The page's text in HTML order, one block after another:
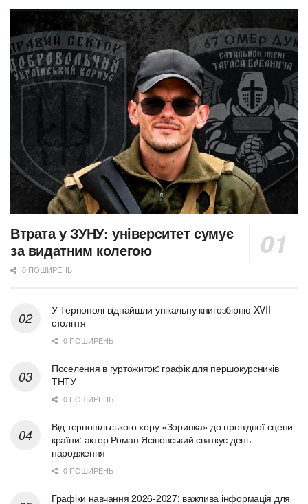
Втрата у ЗУНУ: університет сумує
за видатним колегою
0 ПОШИРЕНЬ
У Тернополі віднайшли унікальну книгозбірню XVII
століття
0 ПОШИРЕНЬ
Поселення в гуртожиток: графік для першокурсників
ТНТУ
0 ПОШИРЕНЬ
Від тернопільського хору «Зоринка» до провідної сцени
країни: актор Роман Ясіновський святкує день
народження
0 ПОШИРЕНЬ
Графіки навчання 2026-2027: важлива інформація для